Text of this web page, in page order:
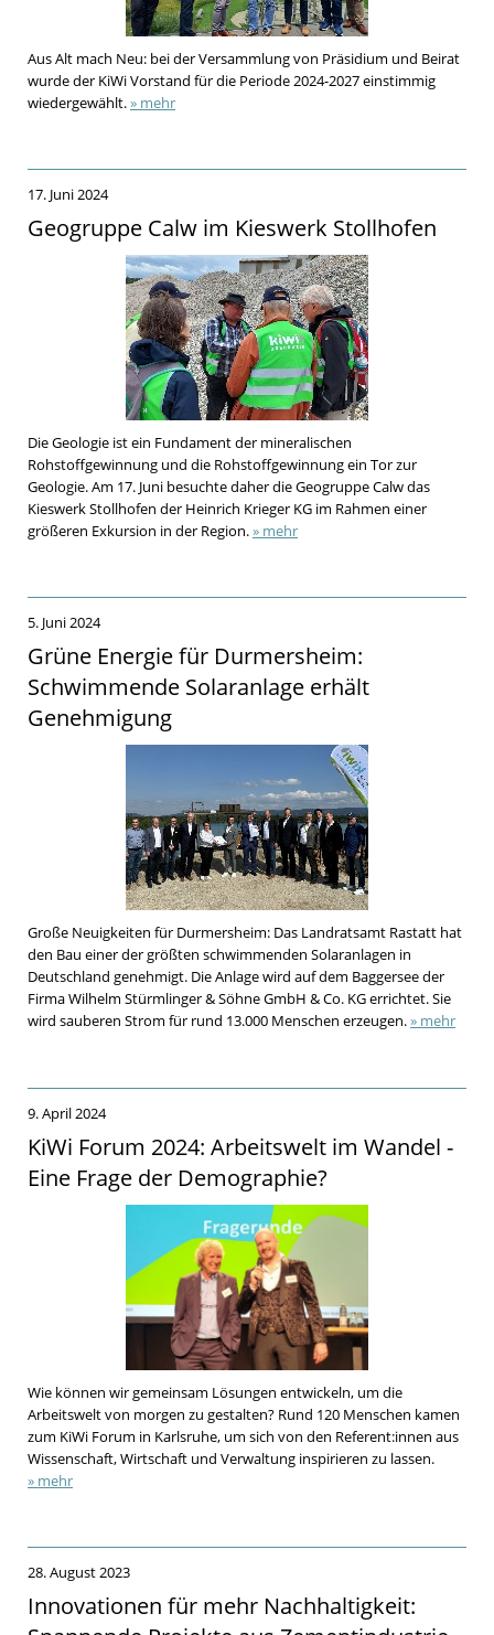
Aus Alt mach Neu: bei der Versammlung von Präsidium und Beirat
wurde der KiWi Vorstand für die Periode 2024-2027 einstimmig
wiedergewählt.» mehr
17. Juni 2024
Geogruppe Calw im Kieswerk Stollhofen
Die Geologie ist ein Fundament der mineralischen
Rohstoffgewinnung und die Rohstoffgewinnung ein Tor zur
Geologie. Am 17. Juni besuchte daher die Geogruppe Calw das
Kieswerk Stollhofen der Heinrich Krieger KG im Rahmen einer
größeren Exkursion in der Region.» mehr
5. Juni 2024
Grüne Energie für Durmersheim:
Schwimmende Solaranlage erhält
Genehmigung
Große Neuigkeiten für Durmersheim: Das Landratsamt Rastatt hat
den Bau einer der größten schwimmenden Solaranlagen in
Deutschland genehmigt. Die Anlage wird auf dem Baggersee der
Firma Wilhelm Stürmlinger & Söhne GmbH & Co. KG errichtet. Sie
wird sauberen Strom für rund 13.000 Menschen erzeugen.» mehr
9. April 2024
KiWi Forum 2024: Arbeitswelt im Wandel -
Eine Frage der Demographie?
Wie können wir gemeinsam Lösungen entwickeln, um die
Arbeitswelt von morgen zu gestalten? Rund 120 Menschen kamen
zum KiWi Forum in Karlsruhe, um sich von den Referent:innen aus
Wissenschaft, Wirtschaft und Verwaltung inspirieren zu lassen.
» mehr
28. August 2023
Innovationen für mehr Nachhaltigkeit: